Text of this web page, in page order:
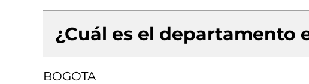
¿Cuál es el departamento
BOGOTA